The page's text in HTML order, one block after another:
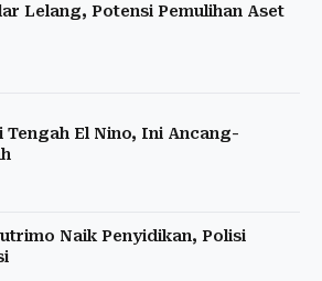
Lelang, Potensi Pemulihan Aset
El Nino, Ini Ancang-
Naik Penyidikan, Polisi